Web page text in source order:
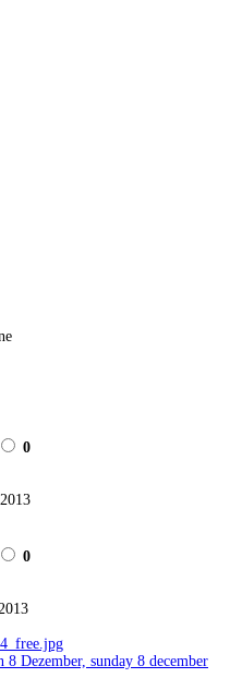
0
0
Dezember, sunday 8 december